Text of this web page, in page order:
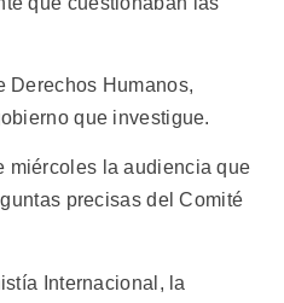
Derechos Humanos,
que investigue.
miércoles la audiencia que
precisas del Comité
Internacional, la